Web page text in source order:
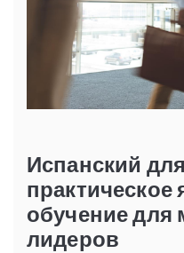
Испанский
практическое
обучение
лидеров